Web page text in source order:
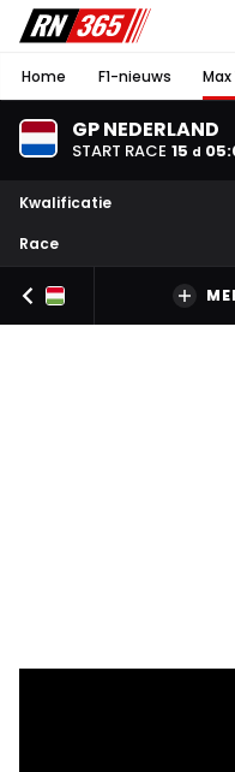
Home F1-nieuws
GP NEDERLAND
START RACE 15 d 05:
Kwalificatie
Race